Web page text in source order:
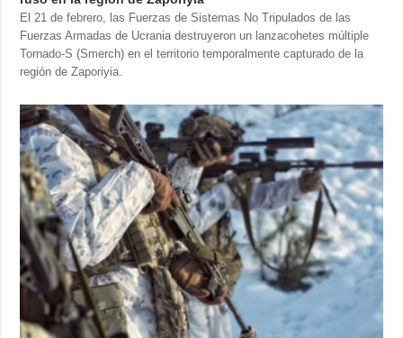
El 21 de febrero, las Fuerzas de Sistemas No Tripulados de las
Fuerzas Armadas de Ucrania destruyeron un lanzacohetes múltiple
Tornado-S (Smerch) en el territorio temporalmente capturado de la
región de Zaporiyia.